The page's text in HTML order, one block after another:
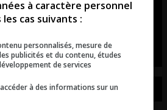
Michèle Limoges du
à caractère personnel
les cas suivants :
personnalisés, mesure de
publicités et du contenu, études
de services
à des informations sur un